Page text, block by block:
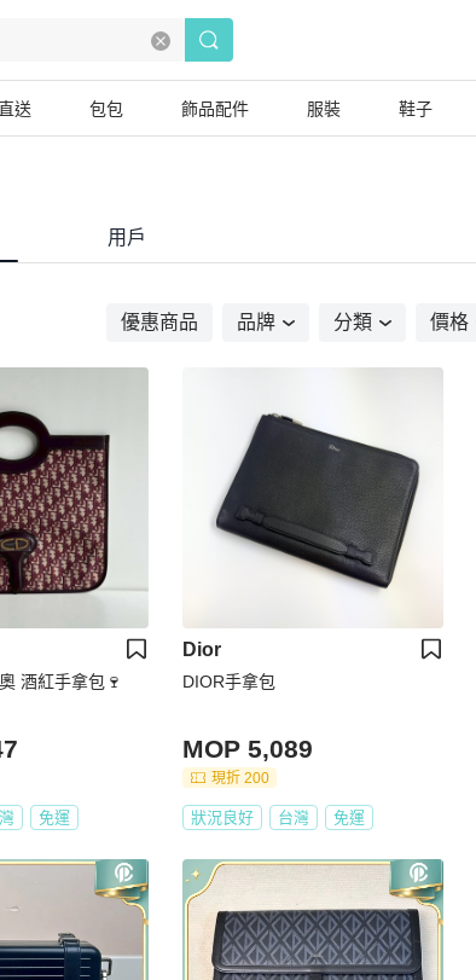
送 包包 飾品配件 服裝 鞋子
用戶
優惠商品 品牌 分類 價格
酒紅手拿包🍷
免運
Dior
DIOR手拿包
MOP 5,089
現折 200
狀況良好 台灣 免運